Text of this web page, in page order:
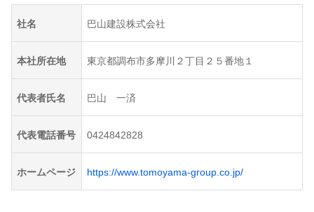
社名 巴山建設株式会社
本社所在地 東京都調布市多摩川２丁目２５番地１
代表者氏名 巴山 一済
代表電話番号 0424842828
ホームページ https://www.tomoyama-group.co.jp/